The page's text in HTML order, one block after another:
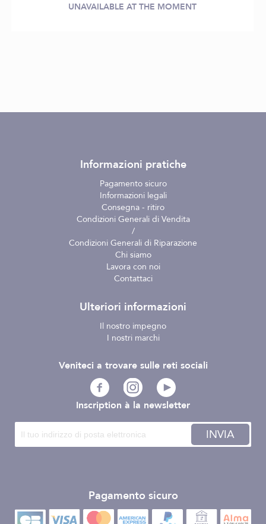
UNAVAILABLE AT THE MOMENT
Informazioni pratiche
Pagamento sicuro
Informazioni legali
Consegna - ritiro
Condizioni Generali di Vendita
/
Condizioni Generali di Riparazione
Chi siamo
Lavora con noi
Contattaci
Ulteriori informazioni
Il nostro impegno
I nostri marchi
Inscription à la newsletter
INVIA
Pagamento sicuro
Veniteci a trovare sulle reti sociali